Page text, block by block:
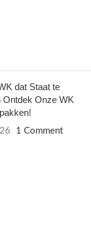
dat Staat te
Ontdek Onze WK
1 Comment